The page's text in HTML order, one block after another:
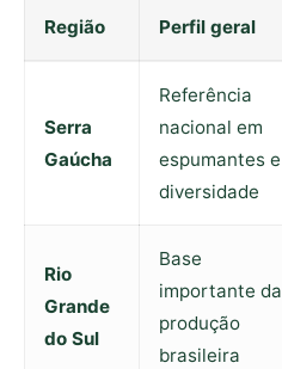
Região Perfil geral
Serra
Gaúcha
Referência
nacional em
espumantes e
diversidade
Rio
Grande
do Sul
Base
importante da
produção
brasileira